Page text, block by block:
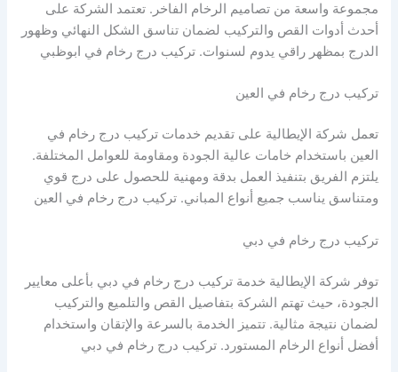
مجموعة واسعة من تصاميم الرخام الفاخر. تعتمد الشركة على
أحدث أدوات القص والتركيب لضمان تناسق الشكل النهائي وظهور
الدرج بمظهر راقي يدوم لسنوات. تركيب درج رخام في ابوظبي
تركيب درج رخام في العين
تعمل شركة الإيطالية على تقديم خدمات تركيب درج رخام في
العين باستخدام خامات عالية الجودة ومقاومة للعوامل المختلفة.
يلتزم الفريق بتنفيذ العمل بدقة ومهنية للحصول على درج قوي
ومتناسق يناسب جميع أنواع المباني. تركيب درج رخام في العين
تركيب درج رخام في دبي
توفر شركة الإيطالية خدمة تركيب درج رخام في دبي بأعلى معايير
الجودة، حيث تهتم الشركة بتفاصيل القص والتلميع والتركيب
لضمان نتيجة مثالية. تتميز الخدمة بالسرعة والإتقان واستخدام
أفضل أنواع الرخام المستورد. تركيب درج رخام في دبي